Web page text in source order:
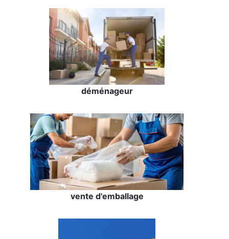
déménageur
vente d'emballage